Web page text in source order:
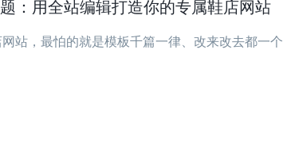
：用全站编辑打造你的专属鞋店网站
站，最怕的就是模板千篇一律、改来改去都一个